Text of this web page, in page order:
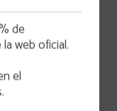
de
web oficial.
el